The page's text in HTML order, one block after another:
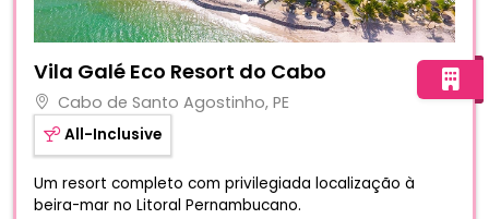
Vila Galé Eco Resort do Cabo
Cabo de Santo Agostinho, PE
All-Inclusive
Um resort completo com privilegiada localização à
beira-mar no Litoral Pernambucano.